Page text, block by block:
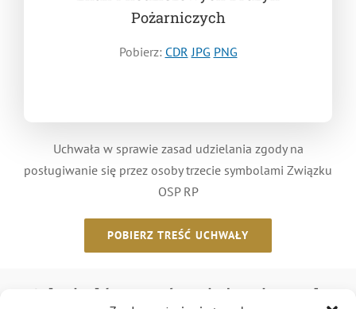
Pożarniczych
Pobierz:CDR JPG PNG
Uchwała w sprawie zasad udzielania zgody na
posługiwanie się przez osoby trzecie symbolami
Związku OSP RP
POBIERZ TREŚĆ UCHWAŁY
Odwiedź nas również w